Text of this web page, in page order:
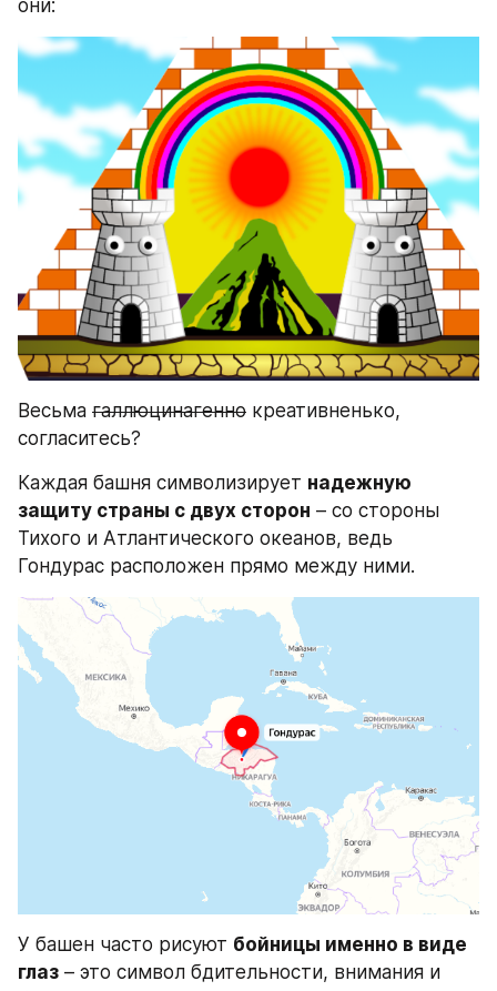
они:
Весьма галлюцинагенно креативненько,
согласитесь?
Каждая башня символизирует надежную
защиту страны с двух сторон – со стороны
Тихого и Атлантического океанов, ведь
Гондурас расположен прямо между ними.
У башен часто рисуют бойницы именно в виде
глаз – это символ бдительности, внимания и